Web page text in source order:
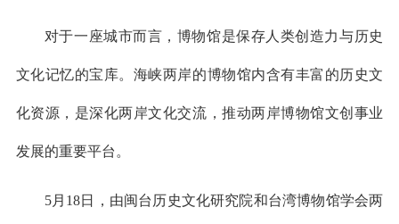
对于一座城市而言，博物馆是保存人类创造力与历史
文化记忆的宝库。海峡两岸的博物馆内含有丰富的历史文
化资源，是深化两岸文化交流，推动两岸博物馆文创事业
发展的重要平台。
5月18日，由闽台历史文化研究院和台湾博物馆学会两